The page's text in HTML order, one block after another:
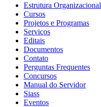
Estrutura Organizacional
Cursos
Projetos e Programas
Serviços
Editais
Documentos
Contato
Perguntas Frequentes
Concursos
Manual do Servidor
Siass
Eventos